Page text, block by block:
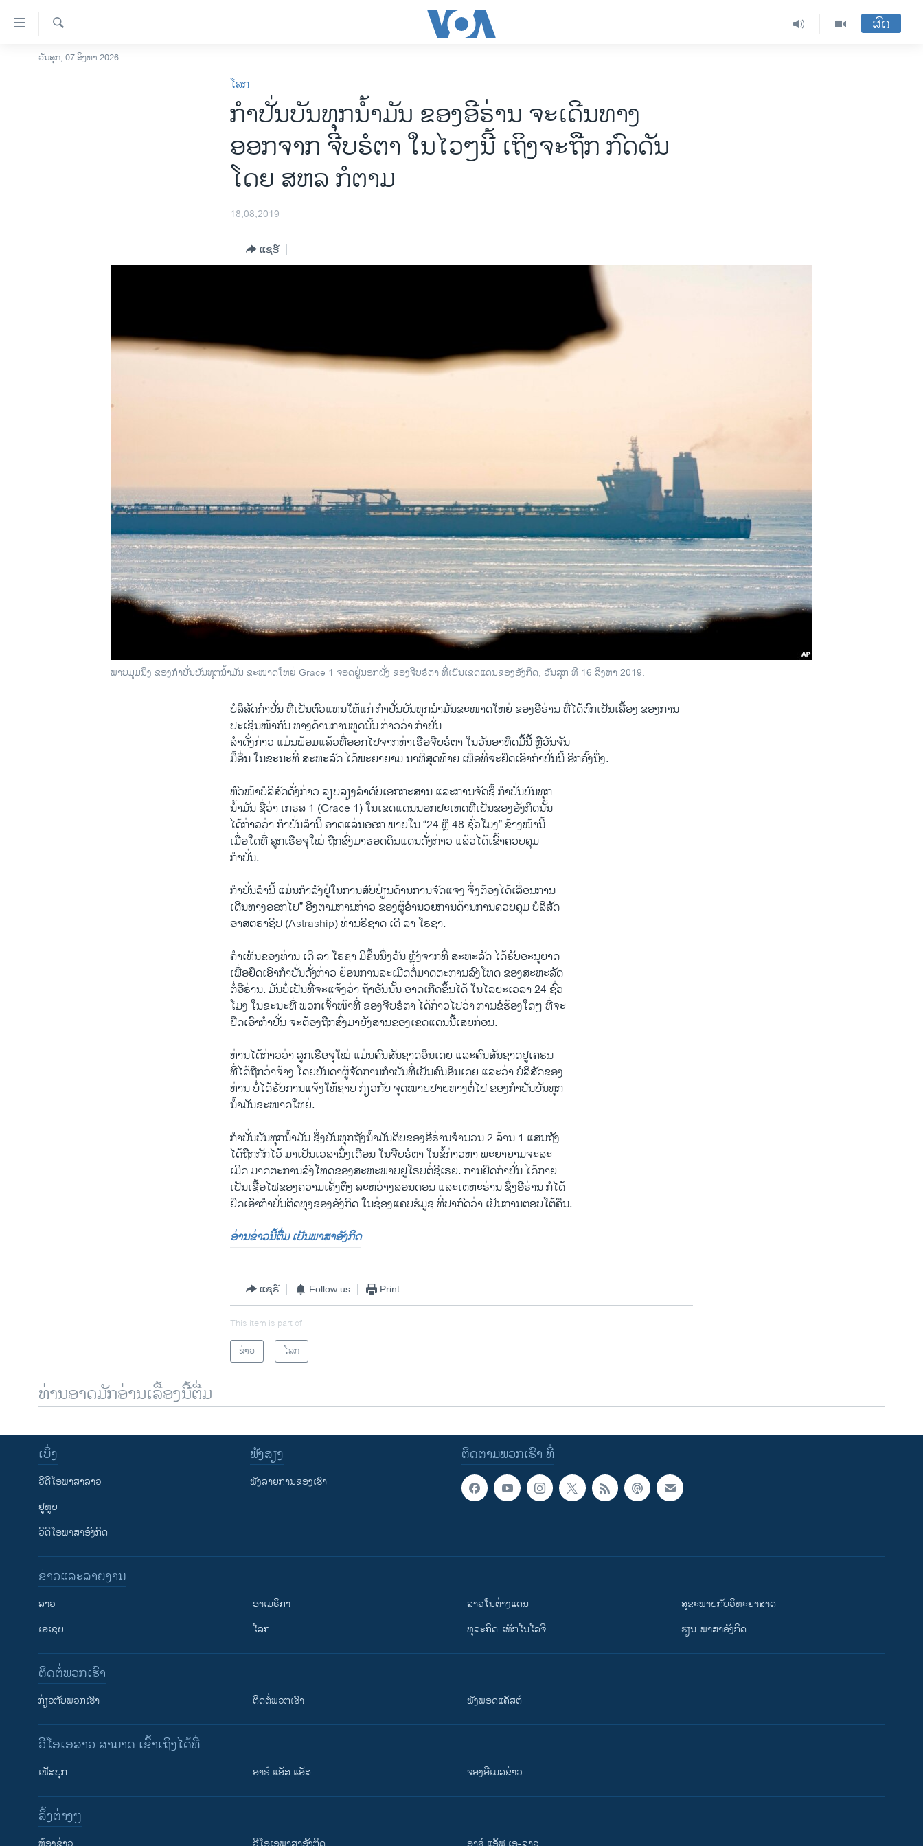
ລິ້ງ
ສຳຫລັບ
ໂຮມເພຈ
ຕິດຕາມພວກເຮົາ ທີ່
ຄົ້ນຫາ
ສົດ
ວັນສຸກ, 07 ສິງຫາ 2026
ໂລກ
ກຳປັ່ນບັນທຸກນ້ຳມັນ ຂອງອີຣ່ານ ຈະເດີນທາງ
ອອກຈາກ ຈີບຣໍຕາ ໃນໄວໆນີ້ ເຖິງຈະຖືຶກ ກົດດັນ
ໂດຍ ສຫລ ກໍຕາມ
18,08,2019
ແຊຣ໌
ພາບມຸມນຶ່ງ ຂອງກຳປັ່ນບັນທຸກນ້ຳມັນ ຂະໜາດໃຫຍ່ Grace 1 ຈອດຢູ່ນອກຝັ່ງ ຂອງຈີບຣໍຕາ ທີ່ເປັນເຂດແດນຂອງອັງກິດ, ວັນສຸກ ທີ 16 ສິງຫາ 2019.
ບໍລິສັດກຳປັ່ນ ທີ່ເປັນຕົວແທນໃຫ້ແກ່ ກຳປັ່ນບັນທຸກນຳມັນຂະໜາດໃຫຍ່ ຂອງອີຣ່ານ ທີ່ໄດ້ຕົກເປັນເລື້ອງ ຂອງການ
ປະເຊີນໜ້າກັນ ທາງດ້ານການທູດນັ້ນ ກ່າວວ່າ ກຳປັ່ນ
ລຳດັ່ງກ່າວ ແມ່ນພ້ອມແລ້ວທີ່ອອກໄປຈາກທ່າເຮືອຈີບຣໍຕາ ໃນວັນອາທິດມື້ນີ້ ຫຼືວັນຈັນ
ມື້ອ່ື່ນ ໃນຂະນະທີ່ ສະຫະລັດ ໄດ້ພະຍາຍາມ ນາທີ່ສຸດທ້າຍ ເພື່ອທີ່ຈະຢຶດເອົາກຳປັ່ນນີ້ ອີກຄັ້ງນຶ່ງ.
ຫົວໜ້າບໍລິສັດດັ່ງກ່າວ ລຽບລຽງລຳດັບເອກກະສານ ແລະການຈັດຊື້ ກຳປັ່ນບັນທຸກ
ນ້ຳມັນ ຊື່ວ່າ ເກຣສ 1 (Grace 1) ໃນເຂດແດນນອກປະເທດທີ່ເປັນຂອງອັງກິດນັ້ນ
ໄດ້ກ່າວວ່າ ກຳປັ່ນລຳນີ້ ອາດແລ່ນອອກ ພາຍໃນ “24 ຫຼື 48 ຊົ່ວໂມງ” ຂ້າງໜ້ານີ້
ເມື່ອໃດທີ່ ລູກເຮືອຈຸໃໝ່ ຖືກສົ່ງມາຮອດດິນແດນດັ່ງກ່າວ ແລ້ວໄດ້ເຂົ້າຄວບຄຸມ
ກຳປັ່ນ.
ກຳປັ່ນລຳນີ້ ແມ່ນກຳລັງຢູ່ໃນການສັບປ່ຽນດ້ານການຈັດແຈງ ຈຶ່ງຕ້ອງໄດ້ເລື່ອນການ
ເດີນທາງອອກໄປ” ອີງຕາມການກ່າວ ຂອງຜູ້ອຳນວຍການດ້ານການຄວບຄຸມ ບໍລິສັດ
ອາສຕຣາຊິປ (Astraship) ທ່ານຣີຊາດ ເດີ ລາ ໂຣຊາ.
ຄຳເຫັນຂອງທ່ານ ເດີ ລາ ໂຣຊາ ມີຂຶ້ນນຶ່ງວັນ ຫຼັງຈາກທີ່ ສະຫະລັດ ໄດ້ຮັບອະນຸຍາດ
ເພື່ອຢຶດເອົາກຳປັ່ນດັ່ງກ່າວ ຍ້ອນການລະເມີດຕໍ່ມາດຕະການລົງໂທດ ຂອງສະຫະລັດ
ຕໍ່ອີຣ່ານ. ມັນບໍ່ເປັນທີ່ຈະແຈ້ງວ່າ ຖ້າອັນນັ້ນ ອາດເກີດຂຶ້ນໄດ້ ໃນໄລຍະເວລາ 24 ຊົ່ວ
ໂມງ ໃນຂະນະທີ່ ພວກເຈົ້າໜ້າທີ່ ຂອງຈີບຣໍຕາ ໄດ້ກ່າວໄປວ່າ ການຂໍຮ້ອງໃດໆ ທີ່ຈະ
ຢຶດເອົາກຳປັ່ນ ຈະຕ້ອງຖືກສົ່ງມາຍັງສານຂອງເຂດແດນນີ້ເສຍກ່ອນ.
ທ່ານໄດ້ກ່າວວ່າ ລູກເຮືອຈຸໃໝ່ ແມ່ນຄົນສັນຊາດອິນເດຍ ແລະຄົນສັນຊາດຢູເຄຣນ
ທີ່ໄດ້ຖືກວ່າຈ້າງ ໂດຍບັນດາຜູ້ຈັດການກຳປັ່ນທີ່ເປັນຄົນອິນເດຍ ແລະວ່າ ບໍລິສັດຂອງ
ທ່ານ ບໍ່ໄດ້ຮັບການແຈ້ງໃຫ້ຊາບ ກ່ຽວກັບ ຈຸດໝາຍປາຍທາງຕໍ່ໄປ ຂອງກຳປັ່ນບັນທຸກ
ນ້ຳມັນຂະໜາດໃຫຍ່.
ກຳປັ່ນບັນທຸກນ້ຳມັນ ຊຶ່ງບັນທຸກຖັງນ້ຳມັນດິບຂອງອີຣ່ານຈຳນວນ 2 ລ້ານ 1 ແສນຖັງ
ໄດ້ຖືກກັກໄວ້ ມາເປັນເວລານຶ່ງເດືອນ ໃນຈີບຣໍຕາ ໃນຂໍ້ກ່າວຫາ ພະຍາຍາມຈະລະ
ເມີດ ມາດຕະການລົງໂທດຂອງສະຫະພາບຢູໂຣບຕໍ່ຊີເຣຍ. ການຢຶດກຳປັ່ນ ໄດ້ກາຍ
ເປັນເຊື້ອໄຟຂອງຄວາມເຄັ່ງຕຶງ ລະຫວ່າງລອນດອນ ແລະເຕຫະຣ່ານ ຊຶ່ງອີຣ່ານ ກໍໄດ້
ຢຶດເອົາກຳປັ່ນຕິດທຸງຂອງອັງກິດ ໃນຊ່ອງແຄບຮໍມູຊ ທີ່ປາກົດວ່າ ເປັນການຕອບໂຕ້ຄືນ.
ອ່ານຂ່າວນີ້ຕື່ມ ເປັນພາສາອັງກິດ
ແຊຣ໌ Follow us Print
This item is part of
ຂ່າວ
ໂລກ
ທ່ານອາດມັກອ່ານເລື້ອງນີ້ຕື່ມ
ຕິດຕາມພວກເຮົາ ທີ່
ເບິ່ງ
ວີດີໂອພາສາລາວ
ຢູທູບ
ວີດີໂອພາສາອັງກິດ
ຟັງສຽງ
ຟັງລາຍການຂອງເຮົາ
ຂ່າວແລະລາຍງານ
ລາວ
ເອເຊຍ
ອາເມຣິກາ
ໂລກ
ລາວໃນຕ່າງແດນ
ທຸລະກິດ-ເທັກໂນໂລຈີ
ສຸຂະພາບກັບວິທະຍາສາດ
ຮຽນ-ພາສາອັງກິດ
ຕິດຕໍ່ພວກເຮົາ
ກ່ຽວກັບພວກເຮົາ ຕິດຕໍ່ພວກເຮົາ ຟັງພອດແຄັສຕ໌
ວີໂອເອລາວ ສາມາດ ເຂົ້າເຖິງໄດ້ທີ່
ເຟັສບຸກ ອາຣ໌ ແອັສ ແອັສ ຈອງອີເມລຂ່າວ
​ລິ້ງ​ຕ່າງໆ